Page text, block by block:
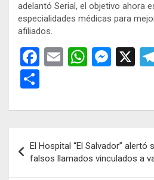
adelantó Serial, el objetivo ahora
especialidades médicas para
afiliados.
F
b
o
k
E
W
s
p
p
M
n
er
X
m
p
ar
tir
de
entradas
El Hospital “El Salvador”
falsos llamados vinculados a